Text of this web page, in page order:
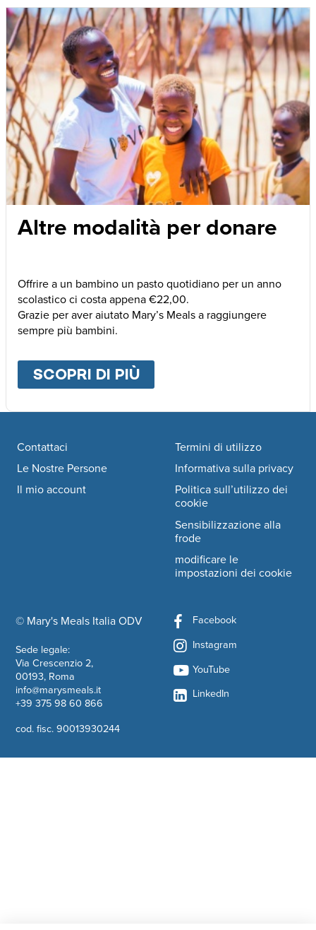
Altre modalità per donare
Offrire a un bambino un pasto quotidiano per un anno
scolastico ci costa appena €22,00.
Grazie per aver aiutato Mary’s Meals a raggiungere
sempre più bambini.
SCOPRI DI PIÙABOUT
Footer navigation
© Mary's Meals Italia ODVcompany information
Sede legale:
Via Crescenzio 2,
00193, Roma
info@marysmeals.it
+39 375 98 60 866
cod. fisc. 90013930244
Contattaci
Le Nostre Persone
Il mio account
Termini di utilizzo
Informativa sulla privacy
Politica sull’utilizzo dei
cookie
Sensibilizzazione alla
frode
modificare le
impostazioni dei cookie
Facebook
Instagram
YouTube
LinkedIn